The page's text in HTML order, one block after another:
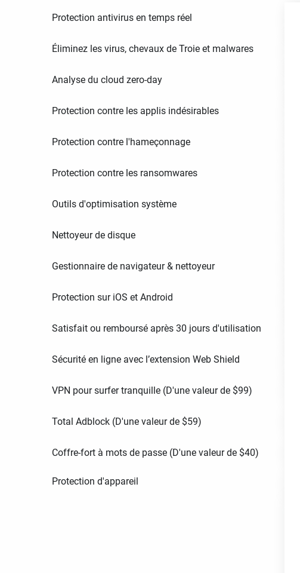
Protection antivirus en temps réel
Éliminez les virus, chevaux de Troie et malwares
Analyse du cloud zero-day
Protection contre les applis indésirables
Protection contre l'hameçonnage
Protection contre les ransomwares
Outils d'optimisation système
Nettoyeur de disque
Gestionnaire de navigateur & nettoyeur
Protection sur iOS et Android
Satisfait ou remboursé après 30 jours d'utilisation
Sécurité en ligne avec l’extension Web Shield
VPN pour surfer tranquille (D'une valeur de $99)
Total Adblock (D'une valeur de $59)
Coffre-fort à mots de passe (D'une valeur de $40)
Protection d'appareil